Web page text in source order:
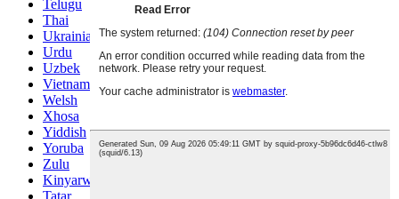
Telugu
Thai
Ukrainian
Urdu
Uzbek
Vietnamese
Welsh
Xhosa
Yiddish
Yoruba
Zulu
Kinyarwanda